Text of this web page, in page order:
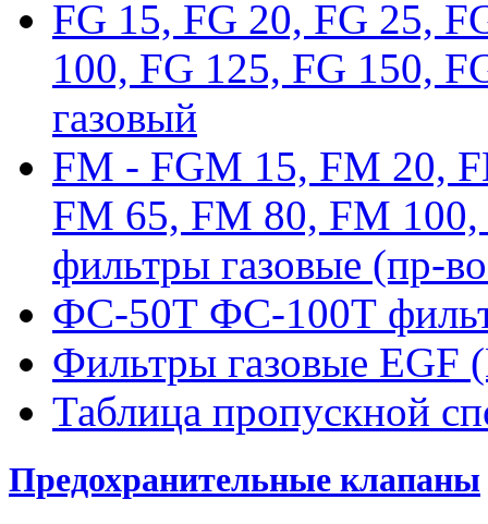
FG 15, FG 20, FG 25,
100, FG 125, FG 150,
газовый
FM - FGM 15, FM 20,
FM 65, FM 80, FM
фильтры газовые (пр-
ФС-50Т ФС-100Т
Фильтры газовые EGF
Таблица пропускной
Предохранительные клапаны